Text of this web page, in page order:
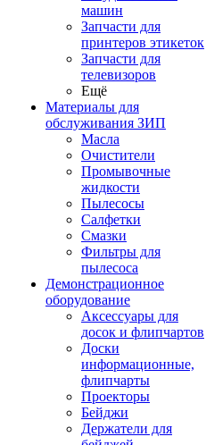
машин
Запчасти для
принтеров этикеток
Запчасти для
телевизоров
Ещё
Материалы для
обслуживания ЗИП
Масла
Очистители
Промывочные
жидкости
Пылесосы
Салфетки
Смазки
Фильтры для
пылесоса
Демонстрационное
оборудование
Аксессуары для
досок и флипчартов
Доски
информационные,
флипчарты
Проекторы
Бейджи
Держатели для